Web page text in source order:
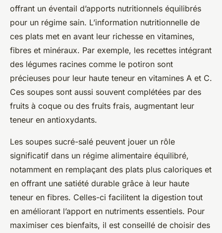
offrant un éventail d’apports nutritionnels équilibrés
pour un régime sain. L’information nutritionnelle de
ces plats met en avant leur richesse en vitamines,
fibres et minéraux. Par exemple, les recettes intégrant
des légumes racines comme le potiron sont
précieuses pour leur haute teneur en vitamines A et C.
Ces soupes sont aussi souvent complétées par des
fruits à coque ou des fruits frais, augmentant leur
teneur en antioxydants.
Les soupes sucré-salé peuvent jouer un rôle
significatif dans un régime alimentaire équilibré,
notamment en remplaçant des plats plus caloriques et
en offrant une satiété durable grâce à leur haute
teneur en fibres. Celles-ci facilitent la digestion tout
en améliorant l’apport en nutriments essentiels. Pour
maximiser ces bienfaits, il est conseillé de choisir des